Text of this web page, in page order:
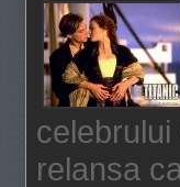
relansa